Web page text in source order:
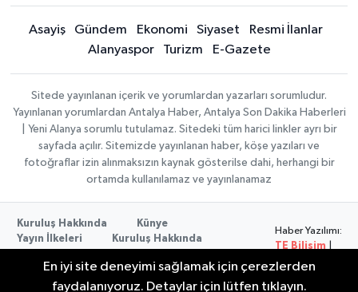
Asayiş Gündem Ekonomi Siyaset
Resmi İlanlar
Alanyaspor
Turizm E-Gazete
Sitede yayınlanan içerik ve yorumlardan yazarları sorumludur.
Yayınlanan yorumlardan Antalya Haber, Antalya Son Dakika Haberleri
| Yeni Alanya sorumlu tutulamaz. Sitedeki tüm harici linkler ayrı bir
sayfada açılır. Sitemizde yayınlanan haber, köşe yazıları ve
fotoğraflar izin alınmaksızın kaynak gösterilse dahi, herhangi bir
ortamda kullanılamaz ve yayınlanamaz
Kuruluş Hakkında
Künye
Yayın İlkeleri
Kuruluş Hakkında
Kullanım Şartları
Haber Yazılımı:
TE Bilişim
Copyright ©
En iyi site deneyimi sağlamak için çerezlerden
faydalanıyoruz. Detaylar için lütfen tıklayın.